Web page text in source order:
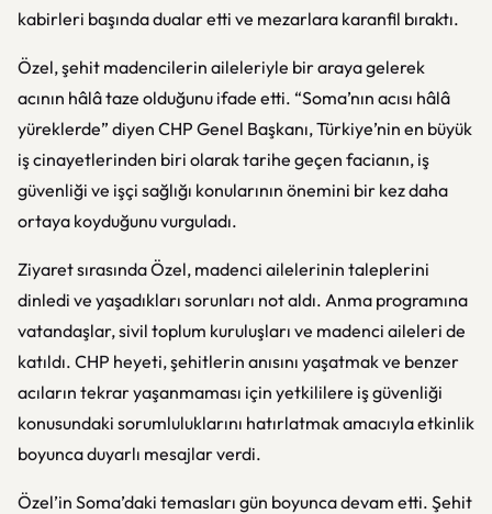
kabirleri başında dualar etti ve mezarlara karanfil bıraktı.
Özel, şehit madencilerin aileleriyle bir araya gelerek
acının hâlâ taze olduğunu ifade etti. “Soma’nın acısı hâlâ
yüreklerde” diyen CHP Genel Başkanı, Türkiye’nin en büyük
iş cinayetlerinden biri olarak tarihe geçen facianın, iş
güvenliği ve işçi sağlığı konularının önemini bir kez daha
ortaya koyduğunu vurguladı.
Ziyaret sırasında Özel, madenci ailelerinin taleplerini
dinledi ve yaşadıkları sorunları not aldı. Anma programına
vatandaşlar, sivil toplum kuruluşları ve madenci aileleri de
katıldı. CHP heyeti, şehitlerin anısını yaşatmak ve benzer
acıların tekrar yaşanmaması için yetkililere iş güvenliği
konusundaki sorumluluklarını hatırlatmak amacıyla etkinlik
boyunca duyarlı mesajlar verdi.
Özel’in Soma’daki temasları gün boyunca devam etti. Şehit